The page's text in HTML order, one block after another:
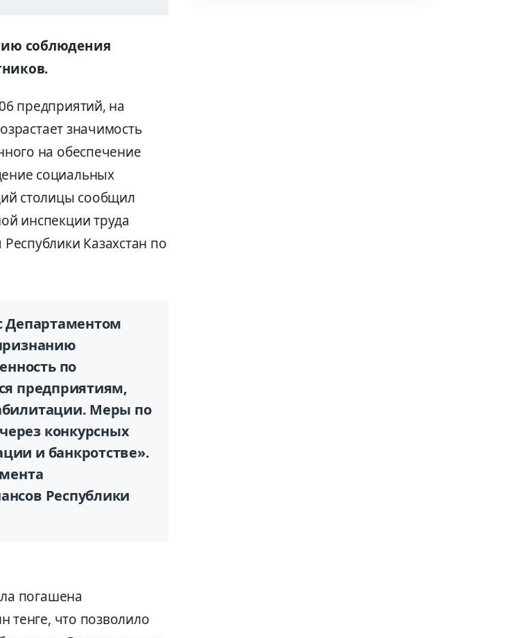
соблюдения
предприятий, на
значимость
на обеспечение
социальных
столицы сообщил
инспекции труда
Казахстан по
Департаментом
по
предприятиям,
Меры по
конкурсных
и банкротстве».
Республики
погашена
тенге, что позволило